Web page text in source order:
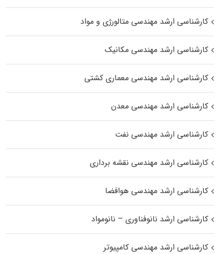
کارشناسی ارشد مهندسی متالورژی و مواد
کارشناسی ارشد مهندسی مکانیک
کارشناسی ارشد مهندسی معماری کشتی
کارشناسی ارشد مهندسی معدن
کارشناسی ارشد مهندسی نفت
کارشناسی ارشد مهندسی نقشه برداری
کارشناسی ارشد مهندسی هوافضا
کارشناسی ارشد نانوفناوری – نانومواد
کارشناسی ارشد مهندسی کامپیوتر